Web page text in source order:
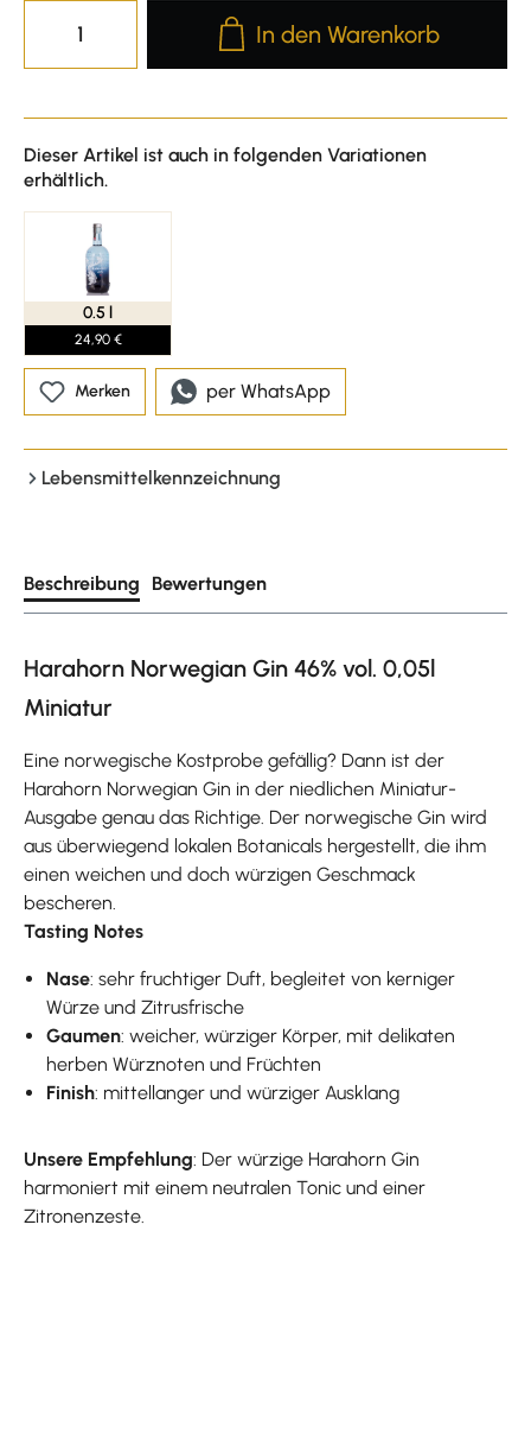
Produkt Anzahl: Gib den
In den Warenkorb
Dieser Artikel ist auch in folgenden Variationen
erhältlich.
0.5 l
24,90 €
Merken per WhatsApp
Lebensmittelkennzeichnung
Beschreibung Bewertungen
Harahorn Norwegian Gin 46% vol. 0,05l
Miniatur
Eine norwegische Kostprobe gefällig? Dann ist der
Harahorn Norwegian Gin in der niedlichen Miniatur-
Ausgabe genau das Richtige. Der norwegische Gin wird
aus überwiegend lokalen Botanicals hergestellt, die ihm
einen weichen und doch würzigen Geschmack
bescheren.
Tasting Notes
Nase: sehr fruchtiger Duft, begleitet von kerniger
Würze und Zitrusfrische
Gaumen: weicher, würziger Körper, mit delikaten
herben Würznoten und Früchten
Finish: mittellanger und würziger Ausklang
Unsere Empfehlung: Der würzige Harahorn Gin
harmoniert mit einem neutralen Tonic und einer
Zitronenzeste.